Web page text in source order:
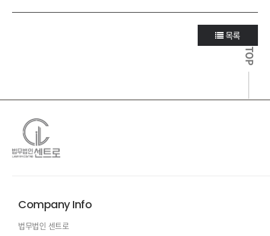
목록
Company Info
법무법인 센트로
TOP